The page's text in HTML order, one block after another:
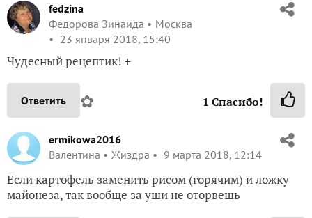
fedzina
Федорова Зинаида
Москва
23 января 2018, 15:40
Чудесный рецептик! +
Ответить ✿ 1 Спасибо!
ermikowa2016
Валентина
Жиздра 9 марта 2018, 12:14
Если картофель заменить рисом (горячим) и ложку
майонеза, так вообще за уши не оторвешь